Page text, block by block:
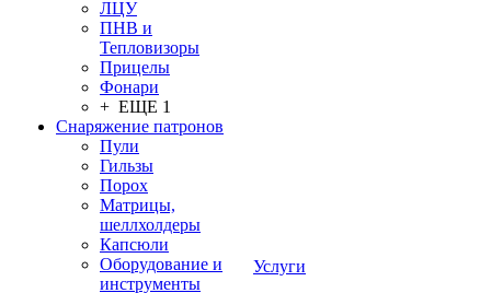
ЛЦУ
ПНВ и
Тепловизоры
Прицелы
Фонари
+ ЕЩЕ 1
Снаряжение патронов
Пули
Гильзы
Порох
Матрицы,
шеллхолдеры
Капсюли
Оборудование и
инструменты
Услуги